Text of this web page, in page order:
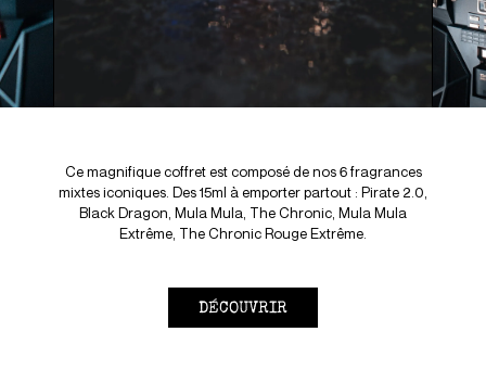
Ce magnifique coffret est composé de nos 6 fragrances
mixtes iconiques. Des 15ml à emporter partout : Pirate 2.0,
Black Dragon, Mula Mula, The Chronic, Mula Mula
Extrême, The Chronic Rouge Extrême.
DÉCOUVRIR